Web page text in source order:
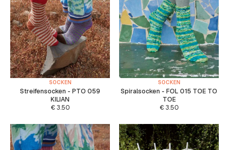
SOCKEN
Streifensocken - PTO 059
KILIAN
€3.50
SOCKEN
Spiralsocken - FOL 015 TOE TO
TOE
€3.50